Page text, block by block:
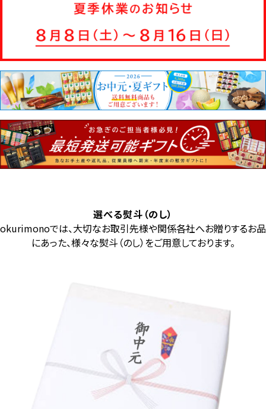
選べる熨斗（のし）
okurimonoでは、大切なお取引先様や関係各社へお贈りするお品
にあった、様々な熨斗（のし）をご用意しております。